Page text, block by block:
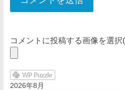
コメントに投稿する画像を選択
2026年8月